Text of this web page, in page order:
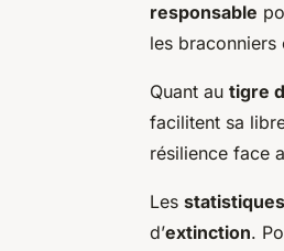
responsable
les
Quant au tigre
facilitent sa
résilience face
Les
d’extinction.